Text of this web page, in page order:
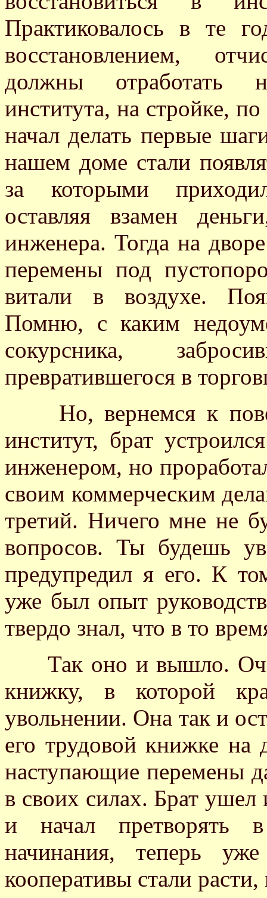
Практиковалось в те
восстановлением,
должны отработать
института, на стройке,
начал делать первые
нашем доме стали
за которыми
оставляя взамен
инженера. Тогда на
перемены под
витали в воздухе.
Помню, с каким
сокурсника,
превратившегося в
Но, вернемся к
институт, брат
инженером, но
своим коммерческим
третий. Ничего мне не
вопросов. Ты будешь
предупредил я его. К
уже был опыт
твердо знал, что в то
Так оно и вышло.
книжку, в которой
увольнении. Она так и
его трудовой книжке на
наступающие перемены
в своих силах. Брат ушел
и начал претворять
начинания, теперь
кооперативы стали